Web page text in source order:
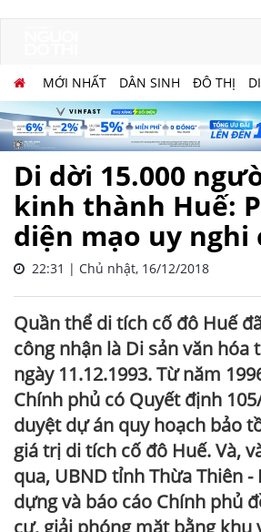
MỚI NHẤT DÂN SINH ĐÔ THỊ
Di dời 15.000
kinh thành Huế:
diện mạo uy nghi
22:31 | Chủ nhật, 16/12/2018
Quần thể di tích cố đô Huế
công nhận là Di sản văn hóa
ngày 11.12.1993. Từ năm
Chính phủ có Quyết định
duyệt dự án quy hoạch bảo
giá trị di tích cố đô Huế. Và,
qua, UBND tỉnh Thừa Thiên
dựng và báo cáo Chính phủ
cư, giải phóng mặt bằng khu